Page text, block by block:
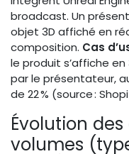
broadcast. Un
objet 3D affiché en
composition. Cas
le produit s’affiche
par le présentateur,
de 22 % (source :
Évolution des
volumes